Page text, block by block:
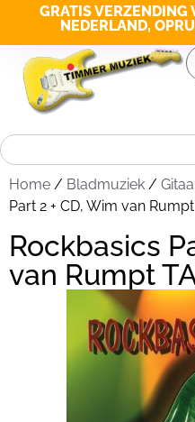
GRATIS
NEDERLAND,
Home / Bladmuziek /
Part 2 + CD, Wim van
Rockbasics
van Rumpt